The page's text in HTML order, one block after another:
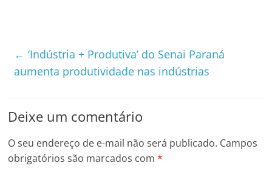
← ‘Indústria + Produtiva’ do Senai Paraná
aumenta produtividade nas indústrias
Deixe um comentário
O seu endereço de e-mail não será publicado. Campos
obrigatórios são marcados com*